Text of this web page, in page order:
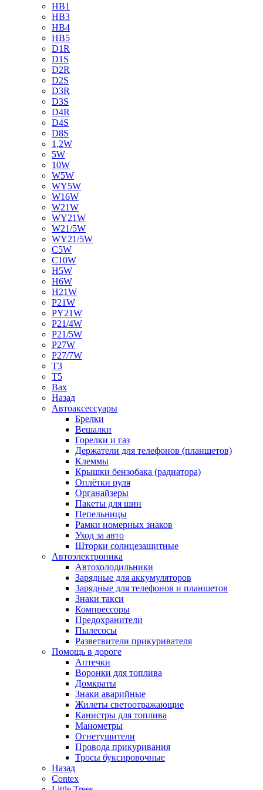
HB1
HB3
HB4
HB5
D1R
D1S
D2R
D2S
D3R
D3S
D4R
D4S
D8S
1,2W
5W
10W
W5W
WY5W
W16W
W21W
WY21W
W21/5W
WY21/5W
C5W
C10W
H5W
H6W
H21W
P21W
PY21W
P21/4W
P21/5W
P27W
P27/7W
T3
T5
Bax
Назад
Автоаксессуары
Брелки
Вешалки
Горелки и газ
Держатели для телефонов (планшетов)
Клеммы
Крышки бензобака (радиатора)
Оплётки руля
Органайзеры
Пакеты для шин
Пепельницы
Рамки номерных знаков
Уход за авто
Шторки солнцезащитные
Автоэлектроника
Автохолодильники
Зарядные для аккумуляторов
Зарядные для телефонов и планшетов
Знаки такси
Компрессоры
Предохранители
Пылесосы
Разветвители прикуривателя
Помощь в дороге
Аптечки
Воронки для топлива
Домкраты
Знаки аварийные
Жилеты светоотражающие
Канистры для топлива
Манометры
Огнетушители
Провода прикуривания
Тросы буксировочные
Назад
Contex